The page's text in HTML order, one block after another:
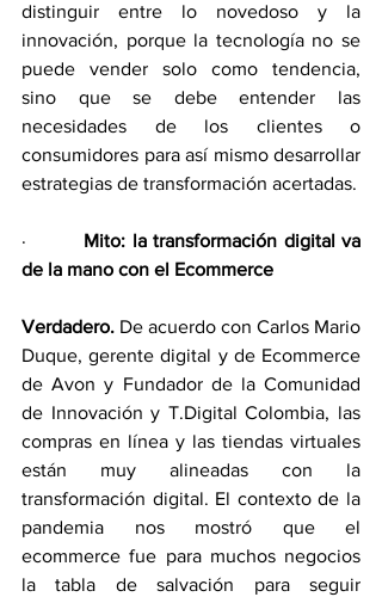
distinguir entre lo novedoso y la
innovación, porque la tecnología no se
puede vender solo como tendencia,
sino que se debe entender las
necesidades de los clientes o
consumidores para así mismo desarrollar
estrategias de transformación acertadas.
· Mito: la transformación digital va
de la mano con el Ecommerce
Verdadero. De acuerdo con Carlos Mario
Duque, gerente digital y de Ecommerce
de Avon y Fundador de la Comunidad
de Innovación y T.Digital Colombia, las
compras en línea y las tiendas virtuales
están muy alineadas con la
transformación digital. El contexto de la
pandemia nos mostró que el
ecommerce fue para muchos negocios
la tabla de salvación para seguir